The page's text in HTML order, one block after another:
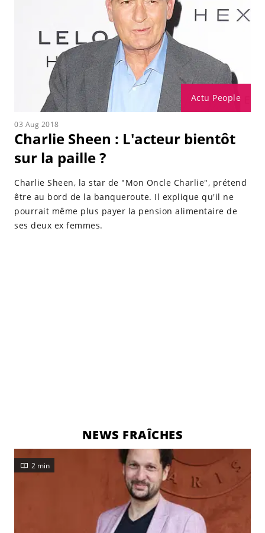
Actu People
03 Aug 2018
Charlie Sheen : L'acteur bientôt
sur la paille ?
Charlie Sheen, la star de "Mon Oncle Charlie", prétend
être au bord de la banqueroute. Il explique qu'il ne
pourrait même plus payer la pension alimentaire de
ses deux ex femmes.
NEWS FRAÎCHES
2 min